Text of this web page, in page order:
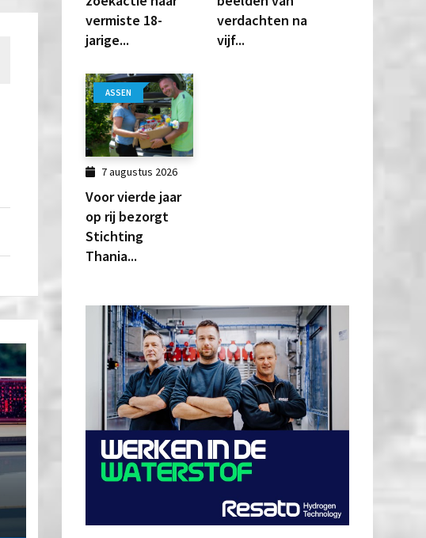
vermiste 18-
jarige...
verdachten na
vijf...
ASSEN
7 augustus 2026
Voor vierde jaar
op rij bezorgt
Stichting
Thania...